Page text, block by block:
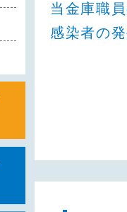
当金庫職
感染者の